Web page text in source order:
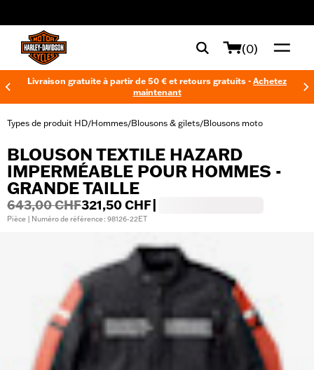
(0)
Livraison gratuite à partir de 50 € et retours gratuits - Achetez
maintenant
Types de produit HD/Hommes/Blousons & gilets/Blousons moto
BLOUSON TEXTILE HAZARD
IMPERMÉABLE POUR HOMMES -
GRANDE TAILLE
643,00 CHF321,50 CHF
Pièce | Numéro de référence : 98126-22ET